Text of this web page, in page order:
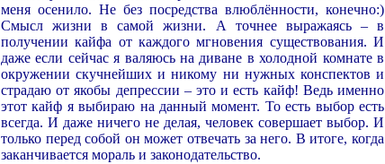
меня осенило. Не без посредства влюблённости, конечно:)
Смысл жизни в самой жизни. А точнее выражаясь – в
получении кайфа от каждого мгновения существования. И
даже если сейчас я валяюсь на диване в холодной комнате в
окружении скучнейших и никому ни нужных конспектов и
страдаю от якобы депрессии – это и есть кайф! Ведь именно
этот кайф я выбираю на данный момент. То есть выбор есть
всегда. И даже ничего не делая, человек совершает выбор. И
только перед собой он может отвечать за него. В итоге, когда
заканчивается мораль и законодательство.